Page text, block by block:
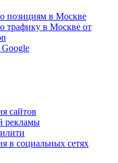
позициям в Москве
трафику в Москве от
сайтов
рекламы
в социальных сетях